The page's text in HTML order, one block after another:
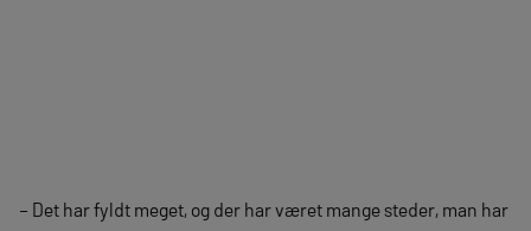
– Det har fyldt meget, og der har været mange steder, man har